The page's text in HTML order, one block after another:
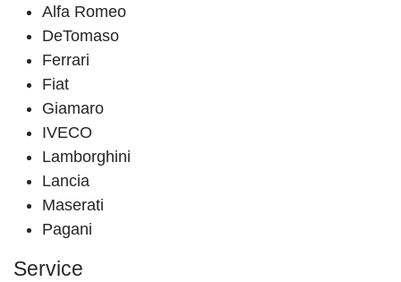
Alfa Romeo
DeTomaso
Ferrari
Fiat
Giamaro
IVECO
Lamborghini
Lancia
Maserati
Pagani
Service